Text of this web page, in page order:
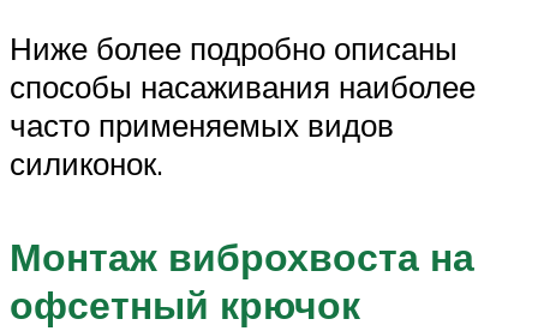
Ниже более подробно описаны
способы насаживания наиболее
часто применяемых видов
силиконок.
Монтаж виброхвоста на
офсетный крючок